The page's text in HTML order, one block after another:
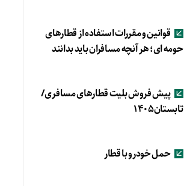
قوانین و مقررات استفاده از قطارهای
حومه ای؛ هر آنچه مسافران باید بدانند
پیش فروش بلیت قطارهای مسافری/
تابستان۱۴۰۵
حمل خودرو با قطار